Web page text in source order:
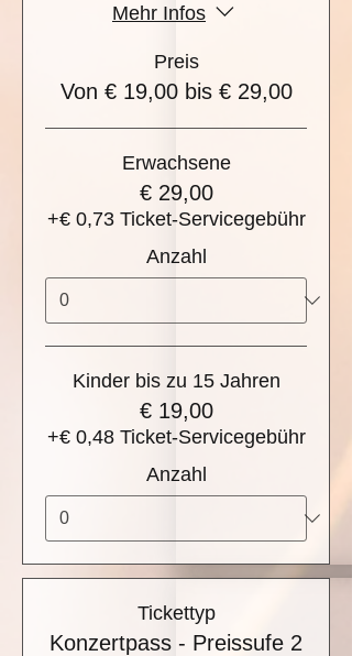
Mehr Infos
Preis
Von € 19,00 bis € 29,00
Erwachsene
€ 29,00
+€ 0,73 Ticket-Servicegebühr
Anzahl
Kinder bis zu 15 Jahren
€ 19,00
+€ 0,48 Ticket-Servicegebühr
Anzahl
Tickettyp
Konzertpass - Preissufe 2